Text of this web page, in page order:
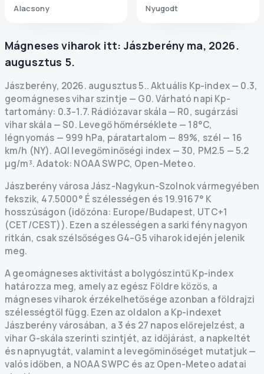
Alacsony Nyugodt
Mágneses viharok itt: Jászberény ma, 2026.
augusztus 5.
Jászberény, 2026. augusztus 5..Aktuális Kp-index— 0.3,
geomágneses vihar szintje — G0.Várható napi Kp-
tartomány: 0.3–1.7. Rádiózavar skála — R0, sugárzási
vihar skála — S0. Levegő hőmérséklete — 18°C,
légnyomás — 999 hPa, páratartalom — 89%, szél — 16
km/h (NY). AQI levegőminőségi index — 30, PM2.5 — 5.2
µg/m³.Adatok: NOAA SWPC, Open-Meteo.
Jászberény városa Jász-Nagykun-Szolnok vármegyében
fekszik, 47.5000° É szélességen és 19.9167° K
hosszúságon (időzóna: Europe/Budapest, UTC+1
(CET/CEST)). Ezen a szélességen a sarki fény nagyon
ritkán, csak szélsőséges G4–G5 viharok idején jelenik
meg.
A geomágneses aktivitást a bolygószintű Kp-index
határozza meg, amely az egész Földre közös, a
mágneses viharok érzékelhetősége azonban a földrajzi
szélességtől függ. Ezen az oldalon a Kp-indexet
Jászberény városában, a 3 és 27 napos előrejelzést, a
vihar G-skála szerinti szintjét, az időjárást, a napkeltét
és napnyugtát, valamint a levegőminőséget mutatjuk —
valós időben, a NOAA SWPC és az Open-Meteo adatai